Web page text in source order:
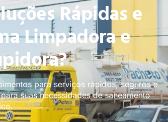
Rápidas e
Limpadora e
para serviços rápidos, seguros e
suas necessidades de saneamento